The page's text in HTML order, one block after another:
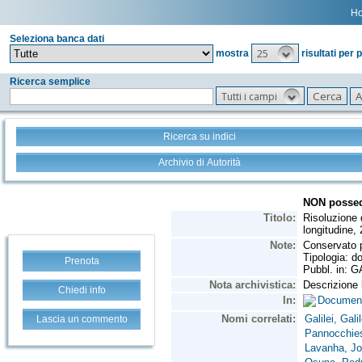
Seleziona banca dati
mostra
25 risultati per
Ricerca semplice
Tutti i campi
Ricerca su indici
Archivio di Autorità
Prenota
Chiedi info
Lascia un commento